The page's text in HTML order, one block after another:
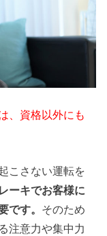
、資格以外にも
こさない運転を
ーキでお客様に
です。 そのため
注意力や集中力